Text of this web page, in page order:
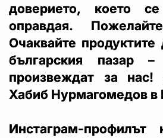
доверието, което
оправдая.
Очаквайте
българския пазар
произвеждат за
Хабиб Нурмагомедов в
Инстаграм-